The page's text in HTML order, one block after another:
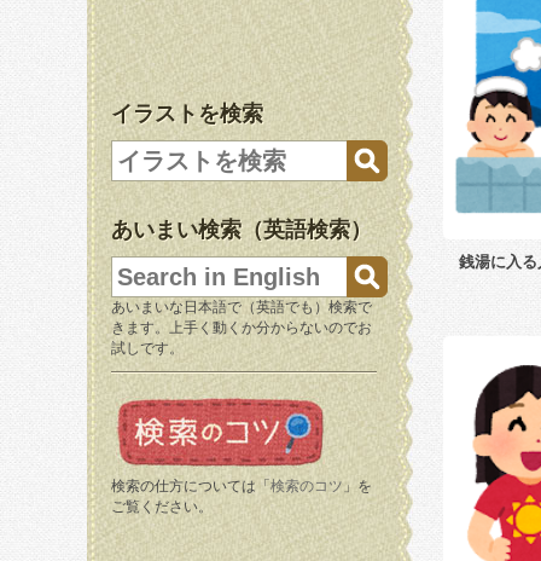
イラストを検索
あいまい検索（英語検索）
あいまいな日本語で（英語でも）検索で
きます。上手く動くか分からないのでお
試しです。
検索の仕方については「 検索のコツ 」を
ご覧ください。
銭湯に入